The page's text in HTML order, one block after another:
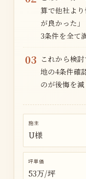
算で他社よ
が良かった
3条件を全て
03 これから検
地の4条件確
のが後悔を
施主
U様
坪単価
53万/坪